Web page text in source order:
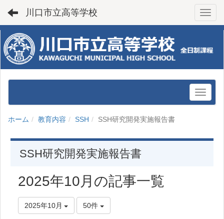
川口市立高等学校
ホーム 教育内容 SSH SSH研究開発実施報告書
SSH研究開発実施報告書
2025年10月の記事一覧
2025年10月 50件